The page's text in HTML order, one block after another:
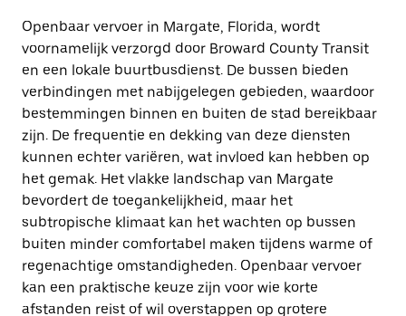
Openbaar vervoer in Margate, Florida, wordt
voornamelijk verzorgd door Broward County Transit
en een lokale buurtbusdienst. De bussen bieden
verbindingen met nabijgelegen gebieden, waardoor
bestemmingen binnen en buiten de stad bereikbaar
zijn. De frequentie en dekking van deze diensten
kunnen echter variëren, wat invloed kan hebben op
het gemak. Het vlakke landschap van Margate
bevordert de toegankelijkheid, maar het
subtropische klimaat kan het wachten op bussen
buiten minder comfortabel maken tijdens warme of
regenachtige omstandigheden. Openbaar vervoer
kan een praktische keuze zijn voor wie korte
afstanden reist of wil overstappen op grotere